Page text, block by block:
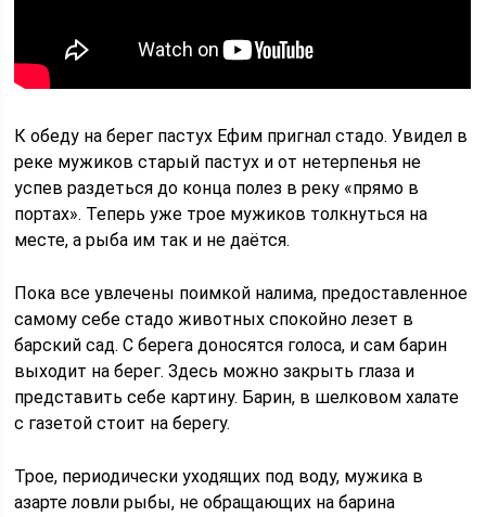
К обеду на берег пастух Ефим пригнал стадо. Увидел в
реке мужиков старый пастух и от нетерпенья не
успев раздеться до конца полез в реку «прямо в
портах». Теперь уже трое мужиков толкнуться на
месте, а рыба им так и не даётся.
Пока все увлечены поимкой налима, предоставленное
самому себе стадо животных спокойно лезет в
барский сад. С берега доносятся голоса, и сам барин
выходит на берег. Здесь можно закрыть глаза и
представить себе картину. Барин, в шелковом халате
с газетой стоит на берегу.
Трое, периодически уходящих под воду, мужика в
азарте ловли рыбы, не обращающих на барина